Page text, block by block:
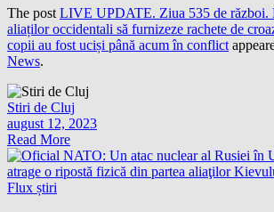
The post LIVE UPDATE. Ziua 535 de război.
aliaților occidentali să furnizeze rachete de
copii au fost uciși până acum în conflict
News.
Stiri de Cluj
august 12, 2023
Read More
Flux știri